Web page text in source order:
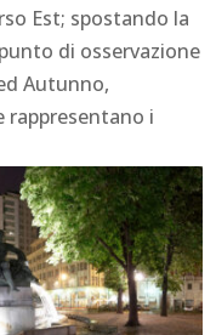
Est; spostando la
di osservazione
Autunno,
rappresentano i